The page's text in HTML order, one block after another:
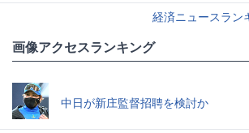
経済ニュースラン
画像アクセスランキング
中日が新庄監督招聘を検討か